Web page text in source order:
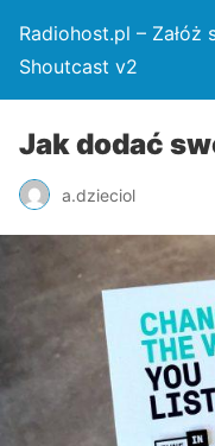
Radiohost.pl – Załóż
Shoutcast v2
Jak dodać
a.dzieciol